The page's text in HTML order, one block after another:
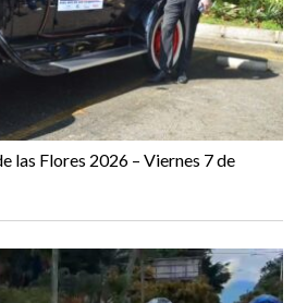
las Flores 2026 – Viernes 7 de